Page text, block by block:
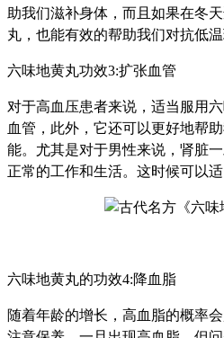
助我们滋补身体，而且如果在冬
丸，也能有效的帮助我们对抗低温
六味地黄丸功效3:扩张血管
对于高血压患者来说，适当服用
血管，此外，它还可以更好地帮
能。尤其是对于男性来说，肾脏
正常的工作和生活。这时候可以
六味地黄丸的功效4:降血脂
随着年龄的增长，高血脂的概率